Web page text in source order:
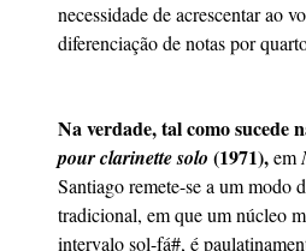
necessidade de acrescentar ao
diferenciação de notas por
Na verdade, tal como sucede
pour clarinette solo (1971),em
Santiago remete-se a um modo
tradicional, em que um núcleo
intervalo sol-fá#, é